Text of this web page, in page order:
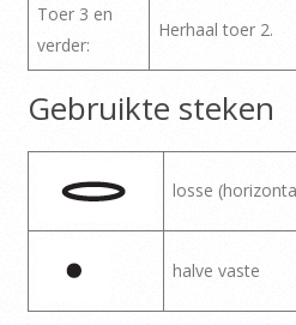
Toer 3 en
verder:
Herhaal toer 2.
Gebruikte steken
losse
halve vaste